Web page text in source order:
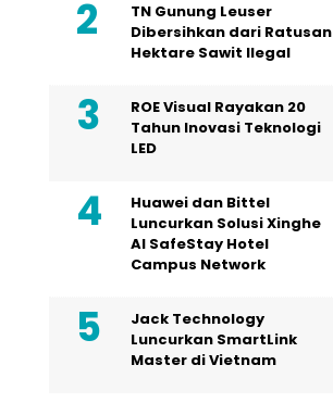
TN Gunung Leuser
Dibersihkan dari Ratusan
Hektare Sawit Ilegal
ROE Visual Rayakan 20
Tahun Inovasi Teknologi
LED
Huawei dan Bittel
Luncurkan Solusi Xinghe
Al SafeStay Hotel
Campus Network
Jack Technology
Luncurkan SmartLink
Master di Vietnam